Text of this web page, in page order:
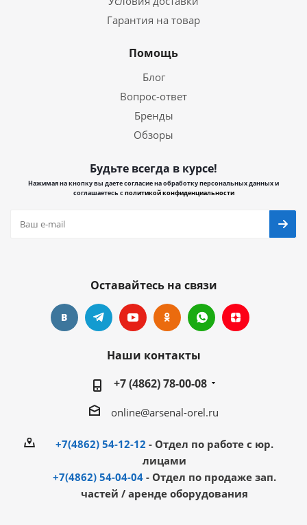
Гарантия на товар
Помощь
Блог
Вопрос-ответ
Бренды
Обзоры
Будьте всегда в курсе!
Нажимая на кнопку вы даете согласие на обработку персональных данных и
соглашаетесь сполитикой конфиденциальности
Оставайтесь на связи
Наши контакты
+7 (4862) 78-00-08
online@arsenal-orel.ru
+7(4862) 54-12-12 - Отдел по работе с юр.
лицами
+7(4862) 54-04-04 - Отдел по продаже зап.
частей / аренде оборудования